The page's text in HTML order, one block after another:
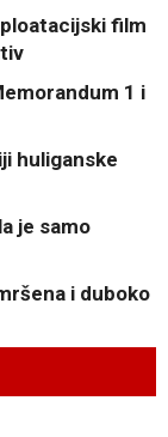
film
1 i
huliganske
je samo
i duboko